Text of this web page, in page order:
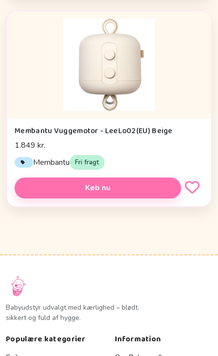
Membantu Vuggemotor - LeeLo02(EU) Beige
1.849 kr.
Membantu Fri fragt
Køb nu
Babyudstyr udvalgt med kærlighed – blødt,
sikkert og fuld af hygge.
Populære kategorier Information